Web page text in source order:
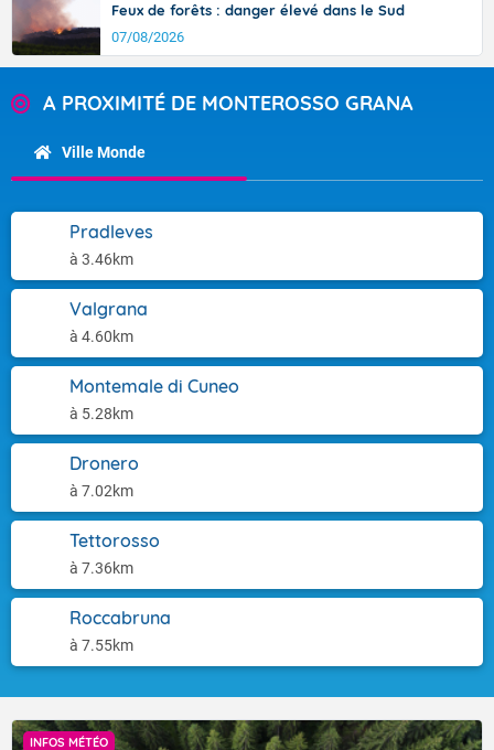
Feux de forêts : danger élevé dans le Sud
07/08/2026
A PROXIMITÉ DE MONTEROSSO GRANA
Ville Monde
Pradleves
à 3.46km
Valgrana
à 4.60km
Montemale di Cuneo
à 5.28km
Dronero
à 7.02km
Tettorosso
à 7.36km
Roccabruna
à 7.55km
INFOS MÉTÉO